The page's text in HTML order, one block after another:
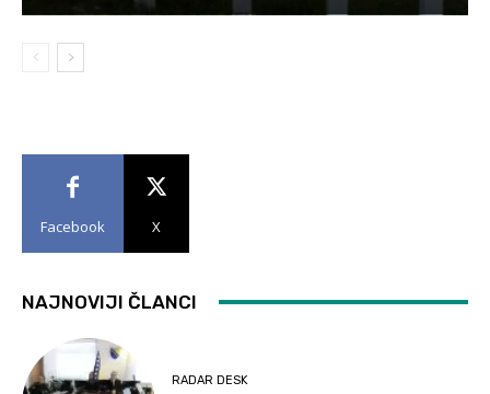
Facebook X
NAJNOVIJI ČLANCI
RADAR DESK